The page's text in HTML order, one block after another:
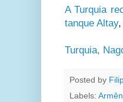
A Turquia
tanque Altay,
Turquia,
Posted by
Labels: